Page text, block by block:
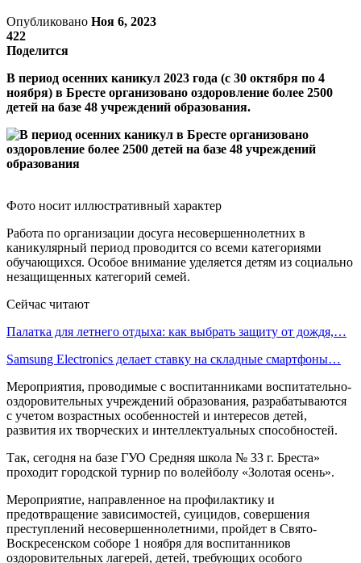
Опубликовано Ноя 6, 2023
422
Поделится
В период осенних каникул 2023 года (с 30 октября по 4
ноября) в Бресте организовано оздоровление более 2500
детей на базе 48 учреждений образования.
Фото носит иллюстративный характер
Работа по организации досуга несовершеннолетних в
каникулярный период проводится со всеми категориями
обучающихся. Особое внимание уделяется детям из социально
незащищенных категорий семей.
Сейчас читают
Палатка для летнего отдыха: как выбрать защиту от дождя,…
Samsung Electronics делает ставку на складные смартфоны…
Мероприятия, проводимые с воспитанниками воспитательно-
оздоровительных учреждений образования, разрабатываются
с учетом возрастных особенностей и интересов детей,
развития их творческих и интеллектуальных способностей.
Так, сегодня на базе ГУО Средняя школа № 33 г. Бреста»
проходит городской турнир по волейболу «Золотая осень».
Мероприятие, направленное на профилактику и
предотвращение зависимостей, суицидов, совершения
преступлений несовершеннолетними, пройдет в Свято-
Воскресенском соборе 1 ноября для воспитанников
оздоровительных лагерей, детей, требующих особого